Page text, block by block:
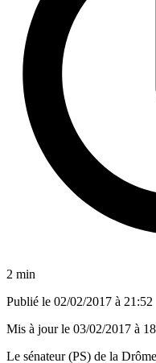
2 min
Publié le 02/02/2017 à 21:52
Mis à jour le 03/02/2017 à
Le sénateur (PS) de la